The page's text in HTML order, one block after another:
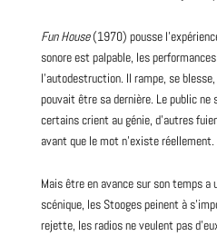
Fun House(1970) pousse
sonore est palpable, les
l’autodestruction. Il rampe, se
pouvait être sa dernière. Le public
certains crient au génie, d’autres
avant que le mot n’existe réellement.
Mais être en avance sur son temps a
scénique, les Stooges peinent à
rejette, les radios ne veulent pas